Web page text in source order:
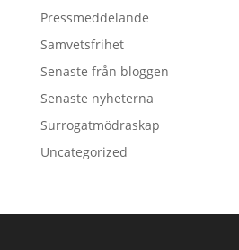
Pressmeddelande
Samvetsfrihet
Senaste från bloggen
Senaste nyheterna
Surrogatmödraskap
Uncategorized